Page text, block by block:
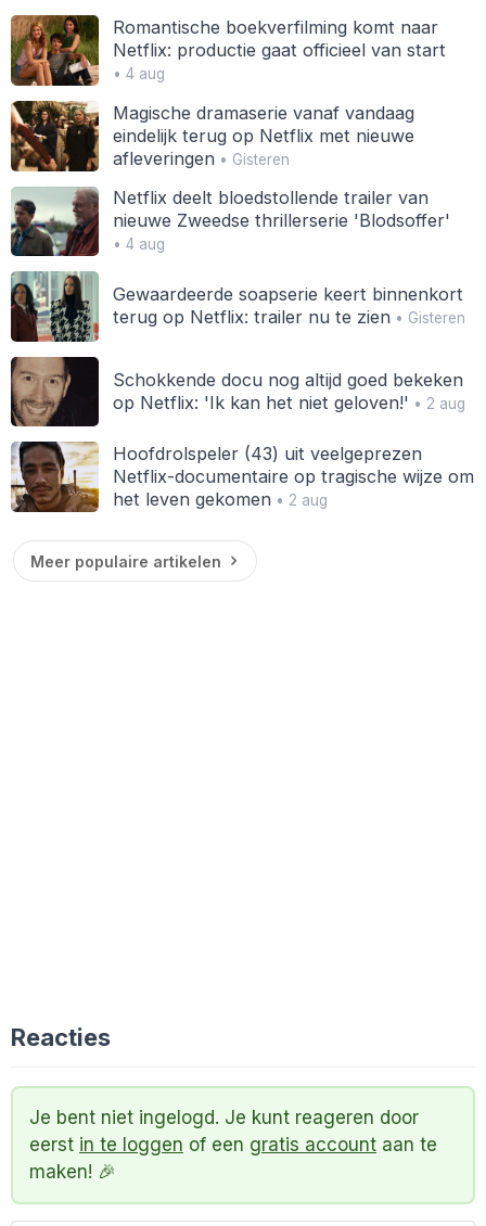
Romantische boekverfilming komt naar
Netflix: productie gaat officieel van start
• 4 aug
Magische dramaserie vanaf vandaag
eindelijk terug op Netflix met nieuwe
afleveringen• Gisteren
Netflix deelt bloedstollende trailer van
nieuwe Zweedse thrillerserie 'Blodsoffer'
• 4 aug
Gewaardeerde soapserie keert binnenkort
terug op Netflix: trailer nu te zien• Gisteren
Schokkende docu nog altijd goed bekeken
op Netflix: 'Ik kan het niet geloven!' • 2 aug
Hoofdrolspeler (43) uit veelgeprezen
Netflix-documentaire op tragische wijze om
het leven gekomen• 2 aug
Meer populaire artikelen
Reacties
Je bent niet ingelogd. Je kunt reageren door
eerst in te loggen of een gratis account aan te
maken! 🎉